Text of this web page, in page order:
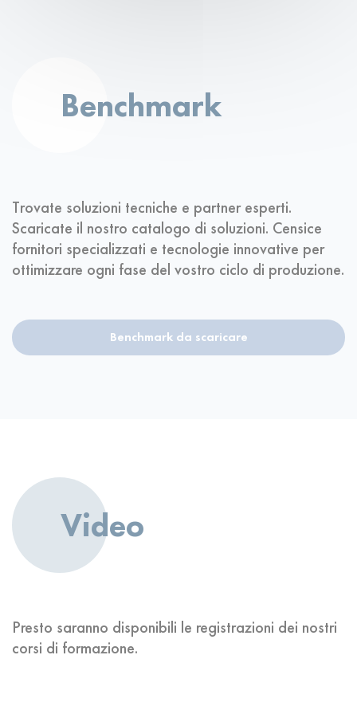
Benchmark
Trovate soluzioni tecniche e partner esperti.
Scaricate il nostro catalogo di soluzioni. Censice
fornitori specializzati e tecnologie innovative per
ottimizzare ogni fase del vostro ciclo di produzione.
Benchmark da scaricare
Video
Presto saranno disponibili le registrazioni dei nostri
corsi di formazione.